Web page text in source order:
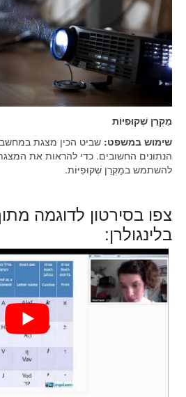
מַקְרֵן שְׁקוּפִיּוֹת
שימוש במשפט: שביט הכין מצגת
הנתונים החשובים. כדי להראות את
להשתמש במַקְרֵן שְׁקוּפִיּוֹת.
צפו בסירטון לדוגמה
בלינגולרן: